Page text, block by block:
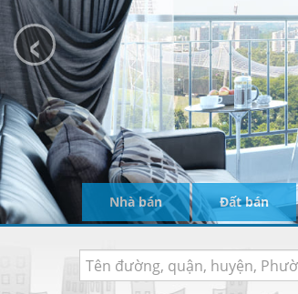
‹
Nhà bán Đất bán